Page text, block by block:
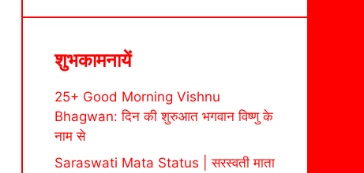
शुभकामनायें
25+ Good Morning Vishnu
Bhagwan: दिन की शुरुआत भगवान विष्णु के
नाम से
Saraswati Mata Status | सरस्वती माता